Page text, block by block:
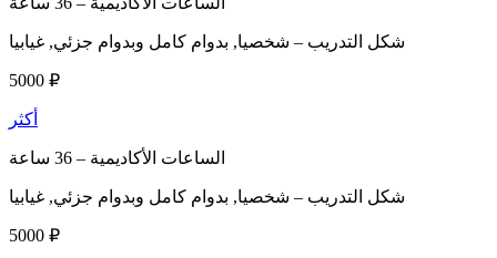
شكل التدريب – شخصيا, بدوام كامل وبدوام جزئي, غيابيا
5000 ₽
أكثر
الساعات الأكاديمية –
شكل التدريب – شخصيا, بدوام كامل وبدوام جزئي, غيابيا
5000 ₽